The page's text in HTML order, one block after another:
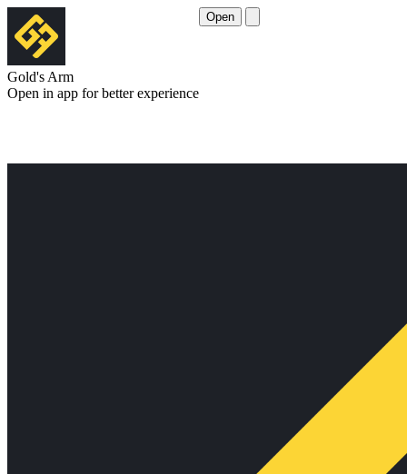
Gold's Arm
Open in app for better experience
Open